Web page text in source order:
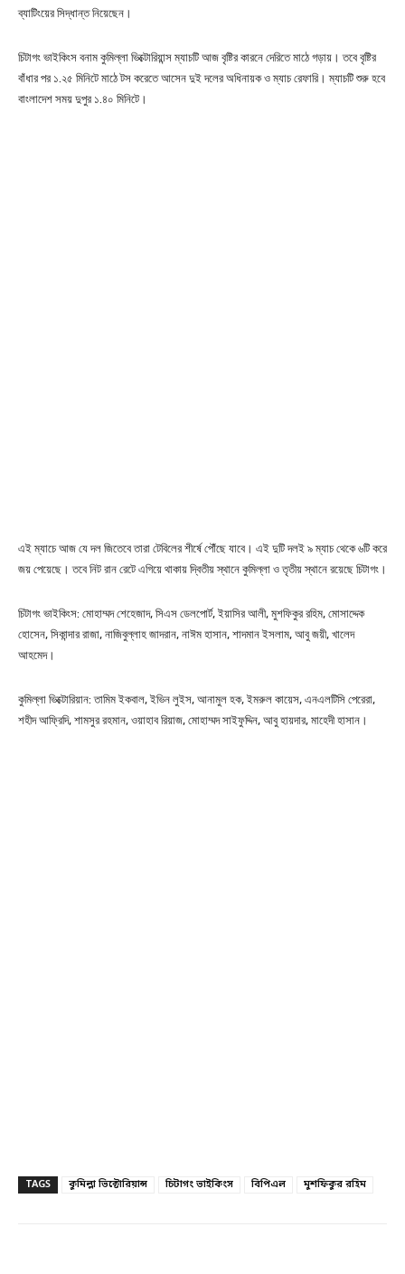
ব্যাটিংয়ের সিদ্ধান্ত নিয়েছেন।
চিটাগং ভাইকিংস বনাম কুমিল্লা ভিক্টোরিয়ান্স ম্যাচটি আজ বৃষ্টির কারনে দেরিতে মাঠে গড়ায়। তবে বৃষ্টির
বাঁধার পর ১.২৫ মিনিটে মাঠে টস করেতে আসেন দুই দলের অধিনায়ক ও ম্যাচ রেফারি। ম্যাচটি শুরু হবে
বাংলাদেশ সময় দুপুর ১.৪০ মিনিটে।
এই ম্যাচে আজ যে দল জিতেবে তারা টেবিলের শীর্ষে পৌঁছে যাবে। এই দুটি দলই ৯ ম্যাচ থেকে ৬টি করে
জয় পেয়েছে। তবে নিট রান রেটে এগিয়ে থাকায় দ্বিতীয় স্থানে কুমিল্লা ও তৃতীয় স্থানে রয়েছে চিটাগং।
চিটাগং ভাইকিংস: মোহাম্মদ শেহেজাদ, সিএস ডেলপোর্ট, ইয়াসির আলী, মুশফিকুর রহিম, মোসাদ্দেক
হোসেন, সিকান্দার রাজা, নাজিবুল্লাহ জাদরান, নাঈম হাসান, শাদমান ইসলাম, আবু জয়ী, খালেদ
আহমেদ।
কুমিল্লা ভিক্টোরিয়ান: তামিম ইকবাল, ইভিন লুইস, আনামুল হক, ইমরুল কায়েস, এনএলটিসি পেরেরা,
শহীদ আফ্রিদি, শামসুর রহমান, ওয়াহাব রিয়াজ, মোহাম্মদ সাইফুদ্দিন, আবু হায়দার, মাহেদী হাসান।
TAGS কুমিল্লা ভিক্টোরিয়ান্স চিটাগং ভাইকিংস বিপিএল মুশফিকুর রহিম